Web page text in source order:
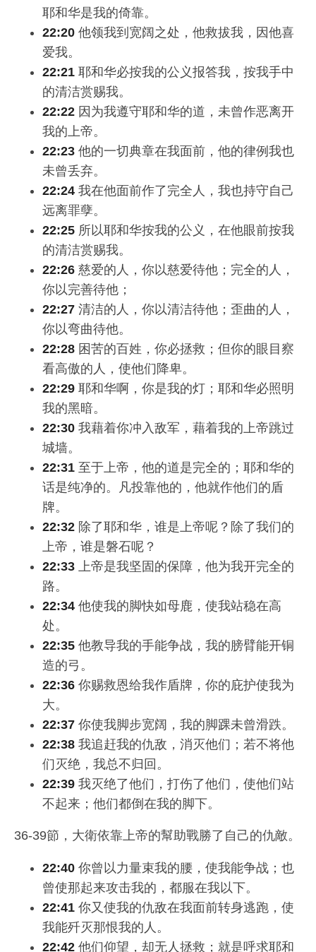
耶和华是我的倚靠。
22:20 他领我到宽阔之处，他救拔我，因他喜
爱我。
22:21 耶和华必按我的公义报答我，按我手中
的清洁赏赐我。
22:22 因为我遵守耶和华的道，未曾作恶离开
我的上帝。
22:23 他的一切典章在我面前，他的律例我也
未曾丢弃。
22:24 我在他面前作了完全人，我也持守自己
远离罪孽。
22:25 所以耶和华按我的公义，在他眼前按我
的清洁赏赐我。
22:26 慈爱的人，你以慈爱待他；完全的人，
你以完善待他；
22:27 清洁的人，你以清洁待他；歪曲的人，
你以弯曲待他。
22:28 困苦的百姓，你必拯救；但你的眼目察
看高傲的人，使他们降卑。
22:29 耶和华啊，你是我的灯；耶和华必照明
我的黑暗。
22:30 我藉着你冲入敌军，藉着我的上帝跳过
城墙。
22:31 至于上帝，他的道是完全的；耶和华的
话是纯净的。凡投靠他的，他就作他们的盾
牌。
22:32 除了耶和华，谁是上帝呢？除了我们的
上帝，谁是磐石呢？
22:33 上帝是我坚固的保障，他为我开完全的
路。
22:34 他使我的脚快如母鹿，使我站稳在高
处。
22:35 他教导我的手能争战，我的膀臂能开铜
造的弓。
22:36 你赐救恩给我作盾牌，你的庇护使我为
大。
22:37 你使我脚步宽阔，我的脚踝未曾滑跌。
22:38 我追赶我的仇敌，消灭他们；若不将他
们灭绝，我总不归回。
22:39 我灭绝了他们，打伤了他们，使他们站
不起来；他们都倒在我的脚下。
36-39節，大衛依靠上帝的幫助戰勝了自己的仇敵。
22:40 你曾以力量束我的腰，使我能争战；也
曾使那起来攻击我的，都服在我以下。
22:41 你又使我的仇敌在我面前转身逃跑，使
我能歼灭那恨我的人。
22:42 他们仰望，却无人拯救；就是呼求耶和